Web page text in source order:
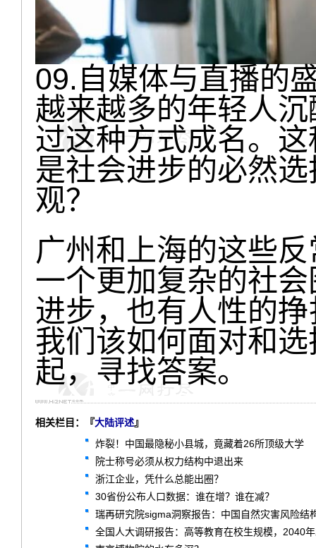
09.自媒体与直播的
越来越多的年轻人
过这种方式成名。
是社会进步的必然
观？
广州和上海的这些
一个更加复杂的社
进步，也有人性的
我们该如何面对和
起，寻找答案。
相关栏目：『大陆评述』
炸裂！中国最隐秘小县城，竟藏着26所顶级大学
院士称号必须从权力结构中退出来
浙江企业，凭什么总能出圈？
30省份公布人口数据：谁在增？谁在减？
瑞再研究院sigma洞察报告：中国自然灾害风险结
全国人大调研报告：高等教育在校生规模，2040